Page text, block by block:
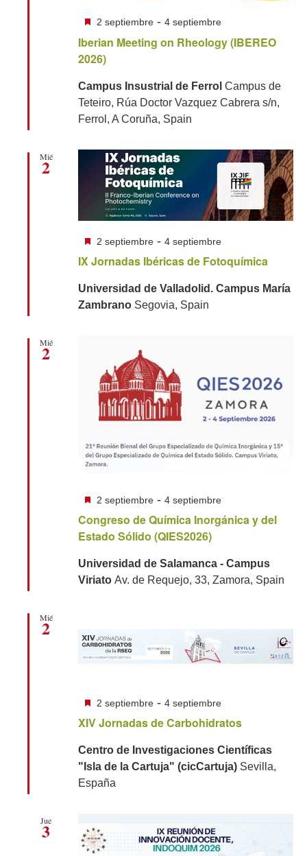
Destacado
2 septiembre - 4 septiembre
Iberian Meeting on Rheology (IBEREO
2026)
Campus Insustrial de Ferrol Campus de
Teteiro, Rúa Doctor Vazquez Cabrera s/n,
Ferrol, A Coruña, Spain
Mié
2
Destacado
2 septiembre - 4 septiembre
IX Jornadas Ibéricas de Fotoquímica
Universidad de Valladolid. Campus María
Zambrano Segovia, Spain
Mié
2
Destacado
2 septiembre - 4 septiembre
Congreso de Química Inorgánica y del
Estado Sólido (QIES2026)
Universidad de Salamanca - Campus
Viriato Av. de Requejo, 33, Zamora, Spain
Mié
2
Destacado
2 septiembre - 4 septiembre
XIV Jornadas de Carbohidratos
Centro de Investigaciones Científicas
"Isla de la Cartuja" (cicCartuja) Sevilla,
España
Jue
3